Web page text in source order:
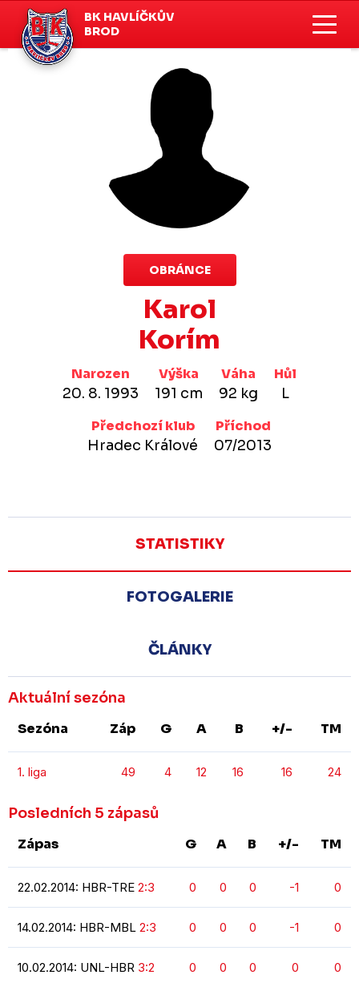
BK HAVLÍČKŮV
BROD
OBRÁNCE
Karol
Korím
Narozen
20. 8. 1993
Výška
191 cm
Váha
92 kg
Hůl
L
Předchozí klub
Hradec Králové
Příchod
07/2013
STATISTIKY
FOTOGALERIE
ČLÁNKY
Aktuální sezóna
Sezóna Záp G A B +/- TM
1. liga 49 4 12 16 16 24
Posledních 5 zápasů
Zápas G A B +/- TM
22.02.2014: HBR-TRE 2:3 0 0 0 -1 0
14.02.2014: HBR-MBL 2:3 0 0 0 -1 0
10.02.2014: UNL-HBR 3:2 0 0 0 0 0